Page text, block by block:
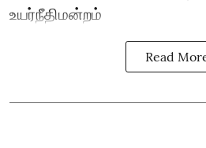
உயர்நீதிமன்றம்
Read